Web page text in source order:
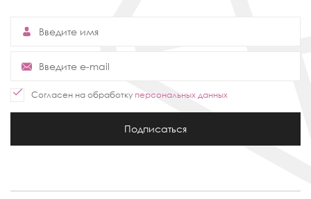
Согласен на обработку персональных данных
Подписаться